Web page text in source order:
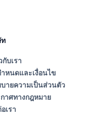
กับเรา
หนดและเงื่อนไข
ายความเป็นส่วนตัว
าศทางกฎหมาย
เรา